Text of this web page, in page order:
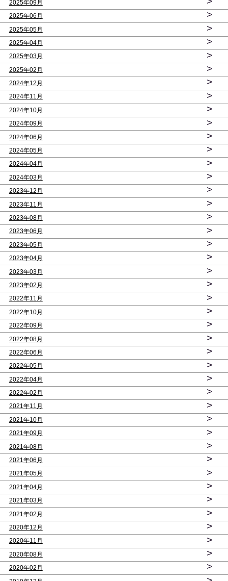
2025年09月
2025年06月 >
2025年05月 >
2025年04月 >
2025年03月 >
2025年02月 >
2024年12月 >
2024年11月 >
2024年10月 >
2024年09月 >
2024年06月 >
2024年05月 >
2024年04月 >
2024年03月 >
2023年12月 >
2023年11月 >
2023年08月 >
2023年06月 >
2023年05月 >
2023年04月 >
2023年03月 >
2023年02月 >
2022年11月 >
2022年10月 >
2022年09月 >
2022年08月 >
2022年06月 >
2022年05月 >
2022年04月 >
2022年02月 >
2021年11月 >
2021年10月 >
2021年09月 >
2021年08月 >
2021年06月 >
2021年05月 >
2021年04月 >
2021年03月 >
2021年02月 >
2020年12月 >
2020年11月 >
2020年08月 >
2020年02月 >